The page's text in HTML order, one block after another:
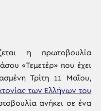
η πρωτοβουλία
«Τεμετέρ» που έχει
Τρίτη 11 Μαΐου,
των Ελλήνων του
ανήκει σε ένα